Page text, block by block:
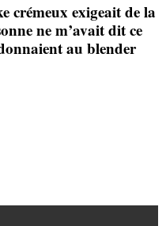
crémeux exigeait de la
ne m’avait dit ce
au blender